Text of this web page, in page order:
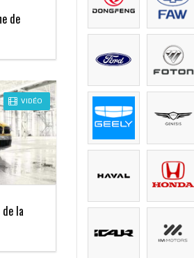
de
VIDÉO
la